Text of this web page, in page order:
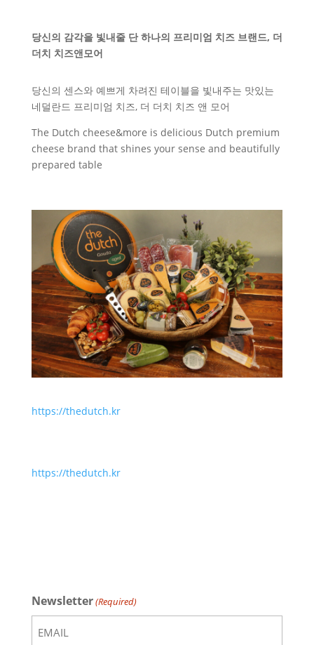
당신의 감각을 빛내줄 단 하나의 프리미엄 치즈 브랜드, 더
더치 치즈앤모어
당신의 센스와 예쁘게 차려진 테이블을 빛내주는 맛있는
네덜란드 프리미엄 치즈, 더 더치 치즈 앤 모어
The Dutch cheese&more is delicious Dutch premium
cheese brand that shines your sense and beautifully
prepared table
https://thedutch.kr
https://thedutch.kr
Newsletter(Required)